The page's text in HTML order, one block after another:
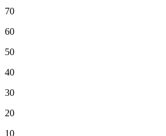
70
60
50
40
30
20
10